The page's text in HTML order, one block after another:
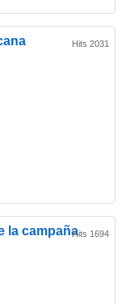
Hits 2031
la campañaHits 1694